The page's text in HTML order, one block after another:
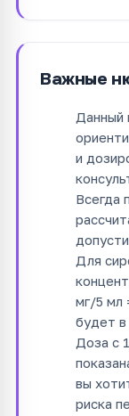
Важные
Данный
и
Всегда
Для
мг/5 мл
будет в
Доза с
вы
риска